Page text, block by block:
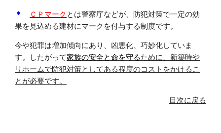
＊ ＣＰマーク とは警察庁などが、防犯対策で一定の効
果を見込める建材にマークを付与する制度です。
今や犯罪は増加傾向にあり、凶悪化、巧妙化していま
す。したがって家族の安全と命を守るために、新築時や
リホームで防犯対策としてある程度のコストをかけるこ
とが必要です。
目次に戻る